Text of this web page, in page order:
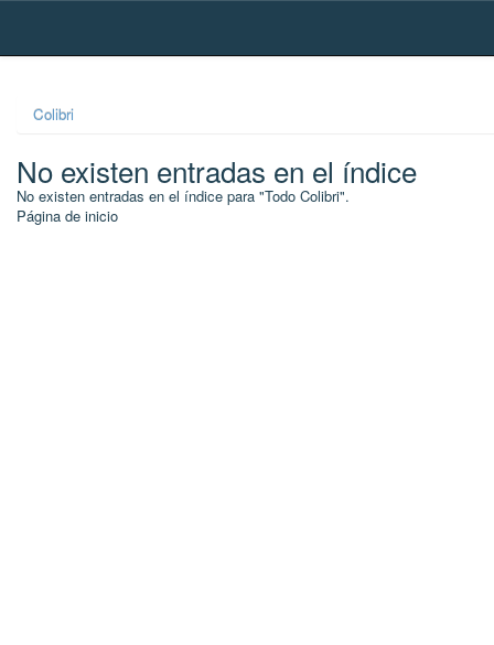
Skip
Colibri
No existen entradas en el índice
No existen entradas en el índice para "Todo Colibri".
Página de inicio